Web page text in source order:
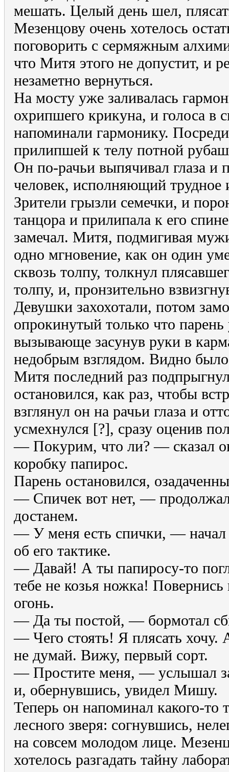
мешать. Целый день шел,
Мезенцову очень хотелось
поговорить с сермяжным
что Митя этого не допустит, и
незаметно вернуться.
На мосту уже заливалась
охрипшего крикуна, и голоса в
напоминали гармонику.
прилипшей к телу потной
Он по-рачьи выпячивал глаза и
человек, исполняющий трудное
Зрители грызли семечки, и
танцора и прилипала к его
замечал. Митя, подмигивая
одно мгновение, как он один
сквозь толпу, толкнул
толпу, и, пронзительно
Девушки захохотали, потом
опрокинутый только что
вызывающе засунув руки в
недобрым взглядом. Видно
Митя последний раз
остановился, как раз, чтобы
взглянул он на рачьи глаза и
усмехнулся [?], сразу оценив
— Покурим, что ли? — сказал
коробку папирос.
Парень остановился,
— Спичек вот нет, —
достанем.
— У меня есть спички, — начал
об его тактике.
— Давай! А ты папиросу-то
тебе не козья ножка! Повернись
огонь.
— Да ты постой, — бормотал
— Чего стоять! Я плясать хочу.
не думай. Вижу, первый сорт.
— Простите меня, — услышал
и, обернувшись, увидел Мишу.
Теперь он напоминал какого-то
лесного зверя: согнувшись,
на совсем молодом лице.
хотелось разгадать тайну